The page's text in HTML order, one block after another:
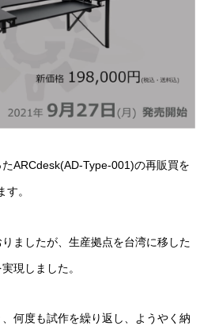
ARCdesk(AD-Type-001)の再販買を
。
ましたが、生産拠点を台湾に移した
現しました。
何度も試作を繰り返し、ようやく納